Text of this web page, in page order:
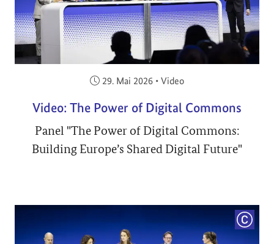
Veröffentlicht am:
29. Mai 2026 • Video
Video: The Power of Digital Commons
Panel "The Power of Digital Commons:
Building Europe’s Shared Digital Future"